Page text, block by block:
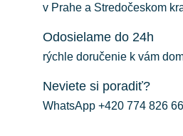
v Prahe a Stredočeskom
Odosielame do 24h
rýchle doručenie k vám
Neviete si poradiť?
WhatsApp +420 774 826